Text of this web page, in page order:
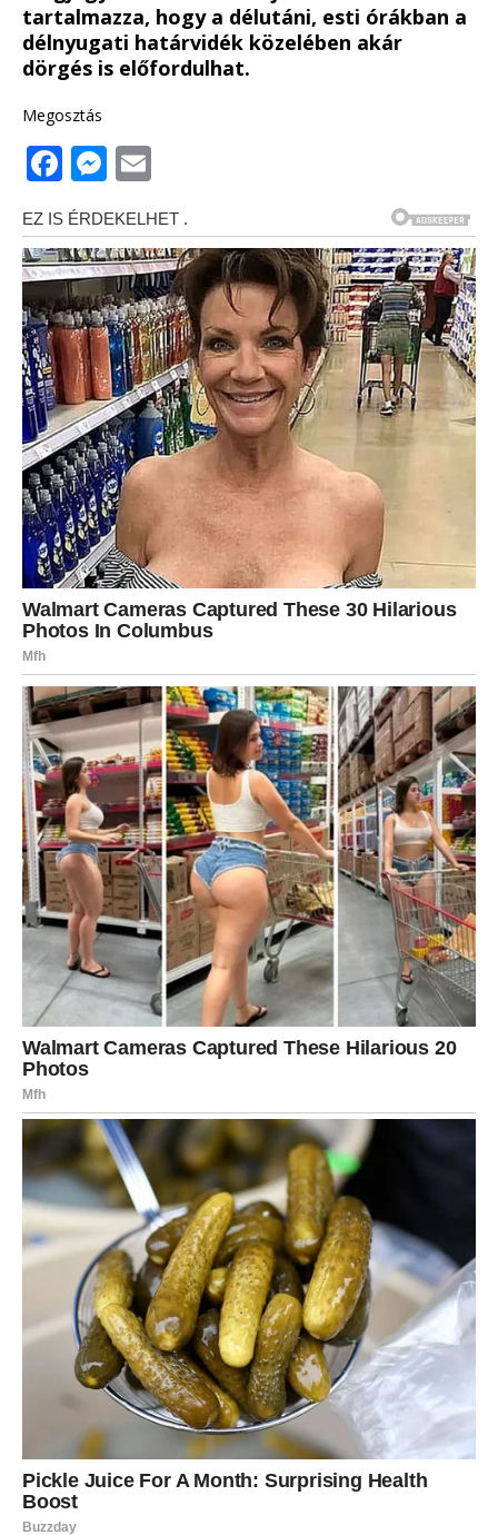
tartalmazza, hogy a délutáni, esti órákban a
délnyugati határvidék közelében akár
dörgés is előfordulhat.
Megosztás
F
a
c
e
b
o
o
k
M
ss
e
n
g
e
r
ai
l